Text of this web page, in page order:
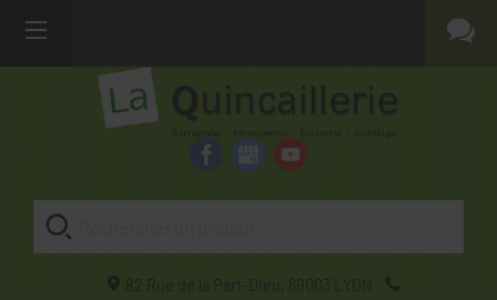
82 Rue de la Part-Dieu, 69003
LYON